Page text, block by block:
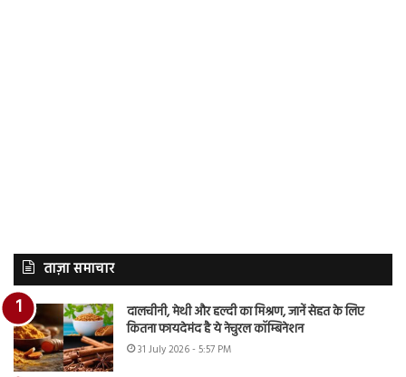
ताज़ा समाचार
दालचीनी, मेथी और हल्दी का मिश्रण, जानें सेहत के लिए
कितना फायदेमंद है ये नेचुरल कॉम्बिनेशन
31 July 2026 - 5:57 PM